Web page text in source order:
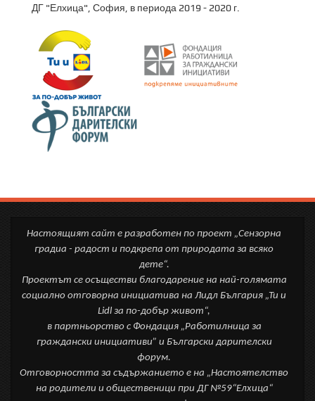
ДГ "Елхица", София, в периода 2019 - 2020 г.
Настоящият сайт е разработен по проект „Сензорна
градиа - радост и подкрепа от природата за всяко
дете“.
Проектът се осъществи благодарение на най-голямата
социално отговорна инициатива на Лидл България „Ти и
Lidl за по-добър живот“,
в партньорство с Фондация „Работилница за
граждански инициативи” и Български дарителски
форум.
Отговорността за съдържанието е на „Настоятелство
на родители и общественици при ДГ №59“Елхица“